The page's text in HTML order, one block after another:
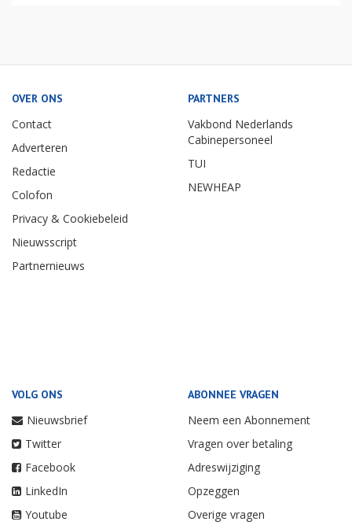
OVER ONS
Contact
Adverteren
Redactie
Colofon
Privacy & Cookiebeleid
Nieuwsscript
Partnernieuws
PARTNERS
Vakbond Nederlands
Cabinepersoneel
TUI
NEWHEAP
VOLG ONS
Nieuwsbrief
Twitter
Facebook
LinkedIn
Youtube
ABONNEE VRAGEN
Neem een Abonnement
Vragen over betaling
Adreswijziging
Opzeggen
Overige vragen